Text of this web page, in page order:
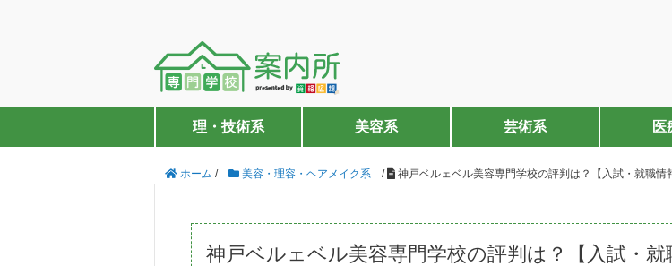
理・技術系 美容系 芸術系 医
ホーム / 美容・理容・ヘアメイク系 / 神戸ベルェベル美容専門学校の評判は？【入試・就職情
神戸ベルェベル美容専門学校の評判は？【入試・就